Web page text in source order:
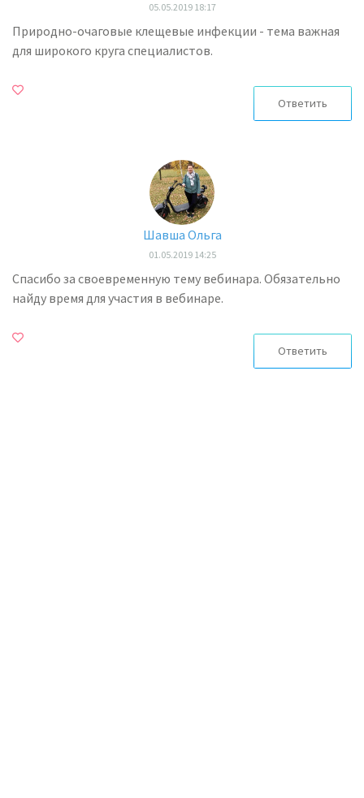
05.05.2019 18:17
Природно-очаговые клещевые инфекции - тема важная
для широкого круга специалистов.
Ответить
Шавша Ольга
01.05.2019 14:25
Спасибо за своевременную тему вебинара. Обязательно
найду время для участия в вебинаре.
Ответить